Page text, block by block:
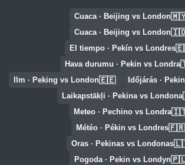
Cuaca · Beijing vs London
Cuaca · Beijing vs London
El tiempo · Pekín vs Londres
Hava durumu · Pekin vs Londra
Időjárás ·
🇪🇪
Ilm · Peking vs London
Laikapstākļi · Pekina vs Londona
Meteo · Pechino vs Londra
🇫🇷
Météo · Pékin vs Londres
Oras · Pekinas vs Londonas
Pogoda · Pekin vs Londyn